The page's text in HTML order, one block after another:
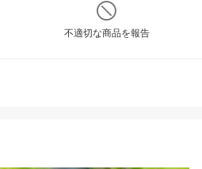
不適切な商品を報告